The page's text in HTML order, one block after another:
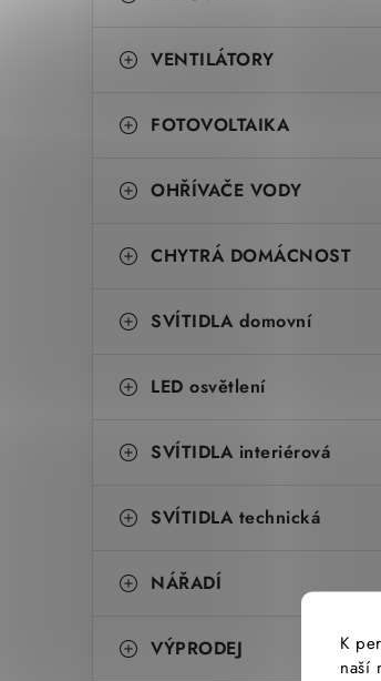
K
naší
VENTILÁTORY
FOTOVOLTAIKA
OHŘÍVAČE VODY
CHYTRÁ DOMÁCNOST
SVÍTIDLA domovní
LED osvětlení
SVÍTIDLA interiérová
SVÍTIDLA technická
NÁŘADÍ
VÝPRODEJ